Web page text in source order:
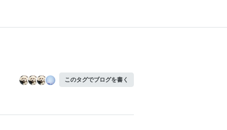
このタグでブログを書く